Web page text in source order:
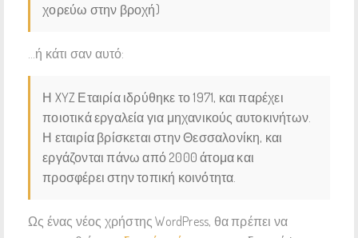
χορεύω στην βροχή)
…ή κάτι σαν αυτό:
Η XYZ Εταιρία ιδρύθηκε το 1971, και παρέχει
ποιοτικά εργαλεία για μηχανικούς αυτοκινήτων.
Η εταιρία βρίσκεται στην Θεσσαλονίκη, και
εργάζονται πάνω από 2000 άτομα και
προσφέρει στην τοπική κοινότητα.
Ως ένας νέος χρήστης WordPress, θα πρέπει να